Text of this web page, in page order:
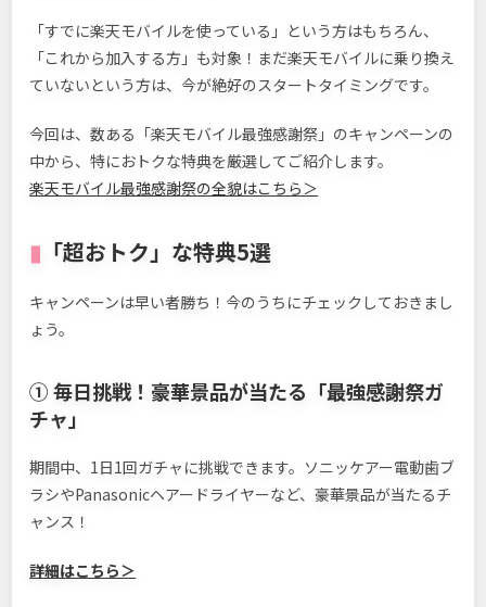
「すでに楽天モバイルを使っている」という方はもちろん、
「これから加入する方」も対象！まだ楽天モバイルに乗り換え
ていないという方は、今が絶好のスタートタイミングです。
今回は、数ある「楽天モバイル最強感謝祭」のキャンペーンの
中から、特におトクな特典を厳選してご紹介します。
楽天モバイル最強感謝祭の全貌はこちら＞
▮ 「超おトク」 な特典5選
キャンペーンは早い者勝ち！今のうちにチェックしておきまし
ょう。
① 毎日挑戦！豪華景品が当たる「最強感謝祭ガ
チャ」
期間中、1日1回ガチャに挑戦できます。ソニッケアー電動歯ブ
ラシやPanasonicヘアードライヤーなど、豪華景品が当たるチ
ャンス！
詳細はこちら＞